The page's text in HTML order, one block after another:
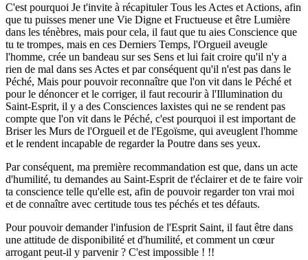
C'est pourquoi Je t'invite à récapituler Tous les Actes et Actions, afin
que tu puisses mener une Vie Digne et Fructueuse et être Lumière
dans les ténèbres, mais pour cela, il faut que tu aies Conscience que
tu te trompes, mais en ces Derniers Temps, l'Orgueil aveugle
l'homme, crée un bandeau sur ses Sens et lui fait croire qu'il n'y a
rien de mal dans ses Actes et par conséquent qu'il n'est pas dans le
Péché, Mais pour pouvoir reconnaître que l'on vit dans le Péché et
pour le dénoncer et le corriger, il faut recourir à l'Illumination du
Saint-Esprit, il y a des Consciences laxistes qui ne se rendent pas
compte que l'on vit dans le Péché, c'est pourquoi il est important de
Briser les Murs de l'Orgueil et de l'Egoïsme, qui aveuglent l'homme
et le rendent incapable de regarder la Poutre dans ses yeux.
Par conséquent, ma première recommandation est que, dans un acte
d'humilité, tu demandes au Saint-Esprit de t'éclairer et de te faire voir
ta conscience telle qu'elle est, afin de pouvoir regarder ton vrai moi
et de connaître avec certitude tous tes péchés et tes défauts.
Pour pouvoir demander l'infusion de l'Esprit Saint, il faut être dans
une attitude de disponibilité et d'humilité, et comment un cœur
arrogant peut-il y parvenir ? C'est impossible ! !!